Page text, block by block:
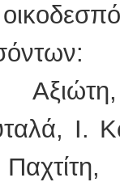
Ι.